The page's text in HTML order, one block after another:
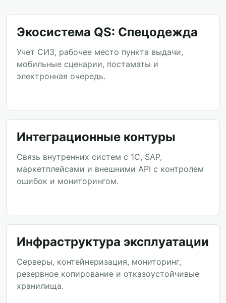
Экосистема QS: Спецодежда
Учет СИЗ, рабочее место пункта выдачи,
мобильные сценарии, постаматы и
электронная очередь.
Интеграционные контуры
Связь внутренних систем с 1С, SAP,
маркетплейсами и внешними API с контролем
ошибок и мониторингом.
Инфраструктура эксплуатации
Серверы, контейнеризация, мониторинг,
резервное копирование и отказоустойчивые
хранилища.